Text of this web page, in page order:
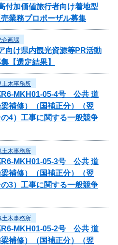
付加価値旅行者向け着地型
業務プロポーザル募集
企画課
向け県内観光資源等PR活動
【選定結果】
土木事務所
R6-MKH01-05-4号 公共 道
補修）（国補正分）（翌
4）工事に関する一般競争
土木事務所
R6-MKH01-05-3号 公共 道
補修）（国補正分）（翌
3）工事に関する一般競争
土木事務所
R6-MKH01-05-2号 公共 道
補修）（国補正分）（翌